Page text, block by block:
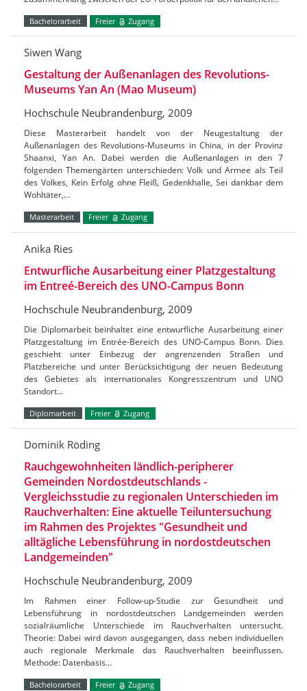
Bachelorarbeit Freier Zugang
Siwen Wang
Gestaltung der Außenanlagen des Revolutions-
Museums Yan An (Mao Museum)
Hochschule Neubrandenburg, 2009
Diese Masterarbeit handelt von der Neugestaltung der
Außenanlagen des Revolutions-Museums in China, in der Provinz
Shaanxi, Yan An. Dabei werden die Außenanlagen in den 7
folgenden Themengärten unterschieden: Volk und Armee als Teil
des Volkes, Kein Erfolg ohne Fleiß, Gedenkhalle, Sei dankbar dem
Wohltäter,…
Masterarbeit Freier Zugang
Anika Ries
Entwurfliche Ausarbeitung einer Platzgestaltung
im Entreé-Bereich des UNO-Campus Bonn
Hochschule Neubrandenburg, 2009
Die Diplomarbeit beinhaltet eine entwurfliche Ausarbeitung einer
Platzgestaltung im Entrée-Bereich des UNO-Campus Bonn. Dies
geschieht unter Einbezug der angrenzenden Straßen und
Platzbereiche und unter Berücksichtigung der neuen Bedeutung
des Gebietes als internationales Kongresszentrum und UNO
Standort…
Diplomarbeit Freier Zugang
Dominik Röding
Rauchgewohnheiten ländlich-peripherer
Gemeinden Nordostdeutschlands -
Vergleichsstudie zu regionalen Unterschieden im
Rauchverhalten: Eine aktuelle Teiluntersuchung
im Rahmen des Projektes "Gesundheit und
alltägliche Lebensführung in nordostdeutschen
Landgemeinden"
Hochschule Neubrandenburg, 2009
Im Rahmen einer Follow-up-Studie zur Gesundheit und
Lebensführung in nordostdeutschen Landgemeinden werden
sozialräumliche Unterschiede im Rauchverhalten untersucht.
Theorie: Dabei wird davon ausgegangen, dass neben individuellen
auch regionale Merkmale das Rauchverhalten beeinflussen.
Methode: Datenbasis…
Bachelorarbeit Freier Zugang